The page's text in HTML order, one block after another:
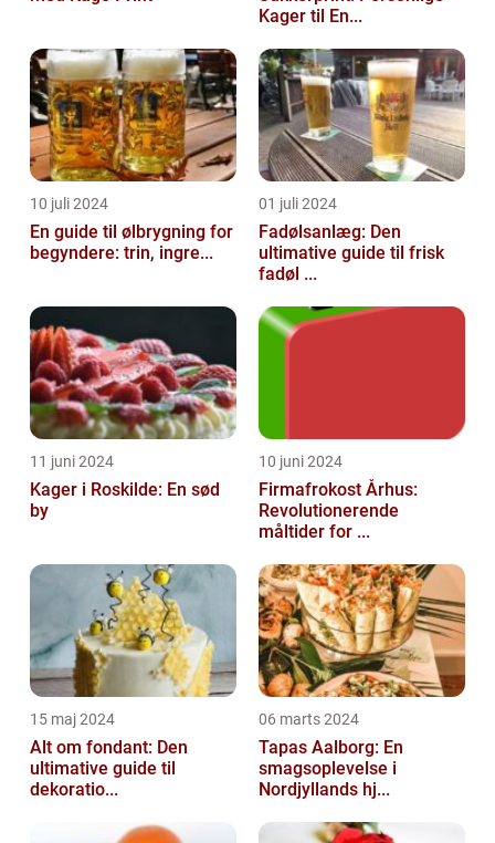
Kager til En...
10 juli 2024
En guide til ølbrygning for
begyndere: trin, ingre...
01 juli 2024
Fadølsanlæg: Den
ultimative guide til frisk
fadøl ...
11 juni 2024
Kager i Roskilde: En sød
by
10 juni 2024
Firmafrokost Århus:
Revolutionerende
måltider for ...
15 maj 2024
Alt om fondant: Den
ultimative guide til
dekoratio...
06 marts 2024
Tapas Aalborg: En
smagsoplevelse i
Nordjyllands hj...